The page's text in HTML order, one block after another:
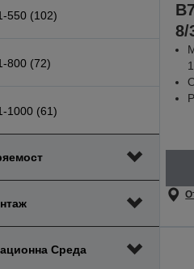
550 (102)
800 (72)
1000 (61)
Среда
8/